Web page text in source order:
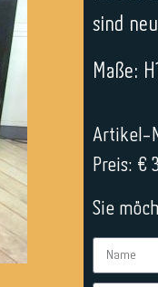
sind
Maße:
Artikel-
Preis: €
Sie